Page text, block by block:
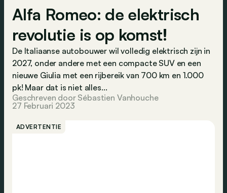
Alfa Romeo: de elektrisch
revolutie is op komst!
De Italiaanse autobouwer wil volledig elektrisch zijn in
2027, onder andere met een compacte SUV en een
nieuwe Giulia met een rijbereik van 700 km en 1.000
pk! Maar dat is niet alles...
Geschreven door Sébastien Vanhouche
27 Februari 2023
ADVERTENTIE